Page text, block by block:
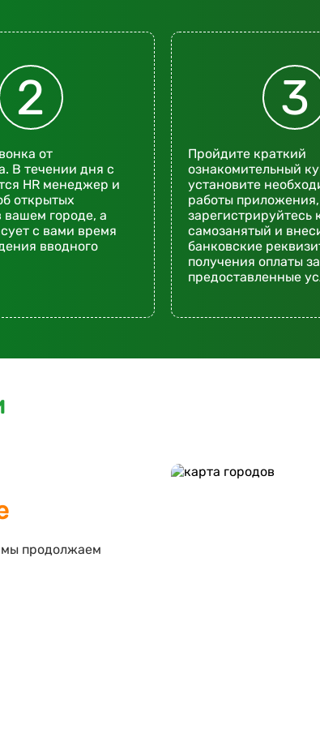
2
от
В течении дня с
HR менеджер и
открытых
вашем городе, а
с вами время
вводного
3
Пройдите краткий
ознакомительный
установите
работы приложения,
зарегистрируйтесь
самозанятый и
банковские
получения оплаты за
предоставленные
мы продолжаем